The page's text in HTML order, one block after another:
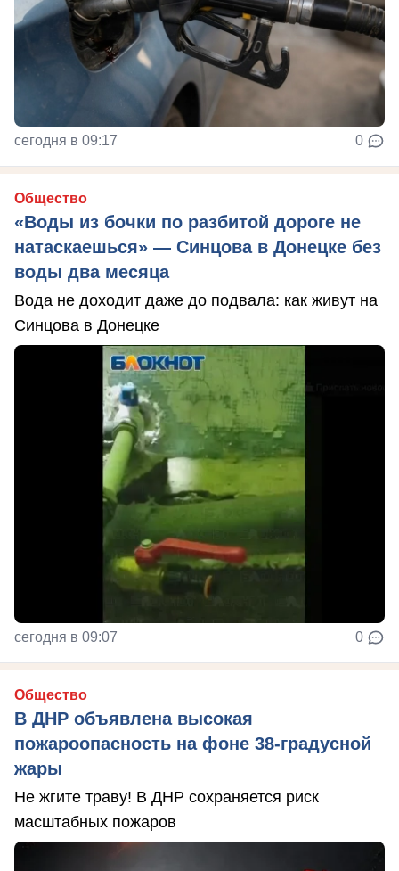
сегодня в 09:17 0
Общество
«Воды из бочки по разбитой дороге не
натаскаешься» — Синцова в Донецке без
воды два месяца
Вода не доходит даже до подвала: как живут на
Синцова в Донецке
сегодня в 09:07 0
Общество
В ДНР объявлена высокая
пожароопасность на фоне 38-градусной
жары
Не жгите траву! В ДНР сохраняется риск
масштабных пожаров